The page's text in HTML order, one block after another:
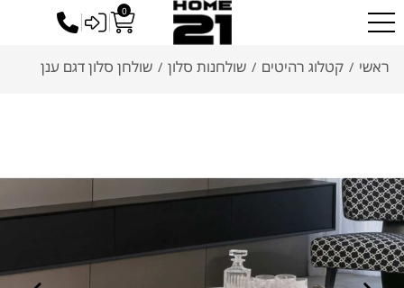
0
כניסה
ראשי / קטלוג רהיטים / שולחנות סלון / שולחן סלון דגם ענן